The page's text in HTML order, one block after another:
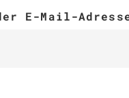
E-Mail-